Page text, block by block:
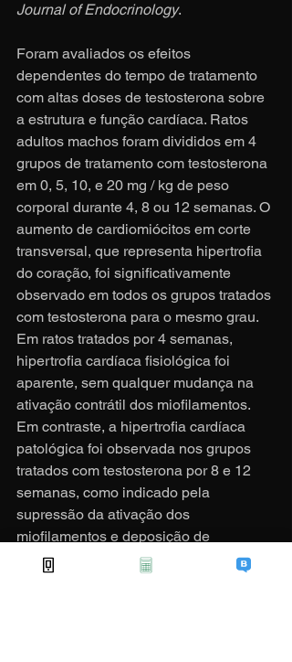
Journal of Endocrinology.
Foram avaliados os efeitos
dependentes do tempo de tratamento
com altas doses de testosterona sobre
a estrutura e função cardíaca. Ratos
adultos machos foram divididos em 4
grupos de tratamento com testosterona
em 0, 5, 10, e 20 mg / kg de peso
corporal durante 4, 8 ou 12 semanas. O
aumento de cardiomiócitos em corte
transversal, que representa hipertrofia
do coração, foi significativamente
observado em todos os grupos tratados
com testosterona para o mesmo grau.
Em ratos tratados por 4 semanas,
hipertrofia cardíaca fisiológica foi
aparente, sem qualquer mudança na
ativação contrátil dos miofilamentos.
Em contraste, a hipertrofia cardíaca
patológica foi observada nos grupos
tratados com testosterona por 8 e 12
semanas, como indicado pela
supressão da ativação dos
miofilamentos e deposição de
colagéno do miocárdio.